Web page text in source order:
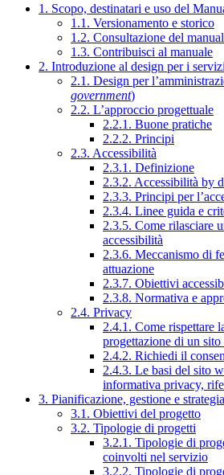
1. Scopo, destinatari e uso del
1.1. Versionamento e storico
1.2. Consultazione del
1.3. Contribuisci al manuale
2. Introduzione al design per i
2.1. Design per
government)
2.2. L’approccio progettuale
2.2.1. Buone pratiche
2.2.2. Principi
2.3. Accessibilità
2.3.1. Definizione
2.3.2. Accessibilità by
2.3.3. Principi per
2.3.4. Linee guida e
2.3.5. Come rilasciare
accessibilità
2.3.6. Meccanismo di
attuazione
2.3.7. Obiettivi
2.3.8. Normativa e
2.4. Privacy
2.4.1. Come rispettare
progettazione di un
2.4.2. Richiedi il
2.4.3. Le basi del sito
informativa privacy,
3. Pianificazione, gestione e strategia
3.1. Obiettivi del progetto
3.2. Tipologie di progetti
3.2.1. Tipologie di
coinvolti nel servizio
3.2.2. Tipologie di